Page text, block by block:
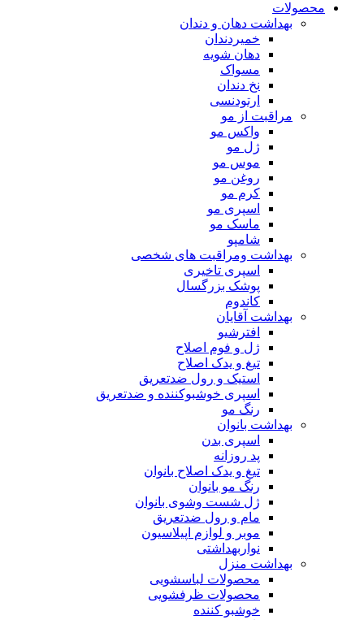
محصولات
بهداشت دهان و دندان
خمیردندان
دهان شویه
مسواک
نخ دندان
ارتودنسی
مراقبت از مو
واکس مو
ژل مو
موس مو
روغن مو
کرم مو
اسپری مو
ماسک مو
شامپو
بهداشت ومراقبت های شخصی
اسپری تاخیری
پوشک بزرگسال
کاندوم
بهداشت آقایان
افترشیو
ژل و فوم اصلاح
تیغ و یدک اصلاح
استیک و رول ضدتعریق
اسپری خوشبوکننده و ضدتعریق
رنگ مو
بهداشت بانوان
اسپری بدن
پد روزانه
تیغ و یدک اصلاح بانوان
رنگ مو بانوان
ژل شست وشوی بانوان
مام و رول ضدتعریق
موبر و لوازم اپیلاسیون
نواربهداشتی
بهداشت منزل
محصولات لباسشویی
محصولات ظرفشویی
خوشبو کننده